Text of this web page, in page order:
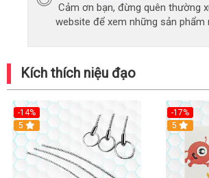
Cảm ơn bạn, đừng quên thường
website để xem những sản phẩm
Kích thích niệu đạo
-14%
Hot
5
-17%
Hot
5